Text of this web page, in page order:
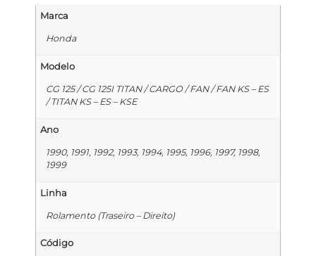
Marca
Honda
Modelo
CG 125 / CG 125I TITAN / CARGO / FAN / FAN KS – ES
/ TITAN KS – ES – KSE
Ano
1990, 1991, 1992, 1993, 1994, 1995, 1996, 1997, 1998,
1999
Linha
Rolamento (Traseiro – Direito)
Código